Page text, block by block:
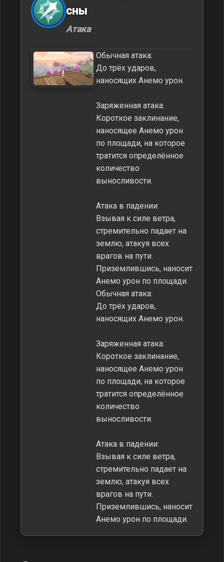
сны
Атака
Обычная атака:
До трёх ударов,
наносящих Анемо урон.
Заряженная атака:
Короткое заклинание,
наносящее Анемо урон
по площади, на которое
тратится определённое
количество
выносливости.
Атака в падении:
Взывая к силе ветра,
стремительно падает на
землю, атакуя всех
врагов на пути.
Приземлившись, наносит
Анемо урон по площади.
Обычная атака:
До трёх ударов,
наносящих Анемо урон.
Заряженная атака:
Короткое заклинание,
наносящее Анемо урон
по площади, на которое
тратится определённое
количество
выносливости.
Атака в падении:
Взывая к силе ветра,
стремительно падает на
землю, атакуя всех
врагов на пути.
Приземлившись, наносит
Анемо урон по площади.